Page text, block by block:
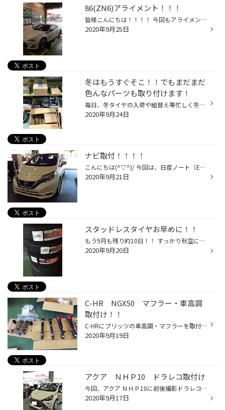
86(ZN6)アライメント！！！
皆様こんにちは！！！！ 今回もアライメントです。 86（ZN6)です(^▽^)/ 今回の86はフロント（トウ、キャンバー）リア(トウ）の 6か所調整できます。 調整前と調整後のデータです。 キレイに調整できました(^▽^)/ 真っすぐに走らないなー(~_~;)と感じる方 アライメントがズレている恐れがありますよ(...
2020年9月25日
冬はもうすぐそこ！！でもまだまだ
色んなパーツも取り付けます！
毎日、冬タイヤの入荷や組替え等忙しく冬の準備をさせていただいています！！ その中でもまだまだ、GTパーツや電装品なども入荷中！！！ 車高調やナビやLEDなど！！ たくさんのご用命ありがとうございます！！ 冬タイヤはもちろんですが、このようなパーツもいつでもご相談ください！！ 夏タイヤの...
2020年9月24日
ナビ取付！！！！
こんにちは(^▽^)/ 今回は、日産ノート（E12）ナビ取付です。 今回の商品はパナソニックのCN-RE06WDです。 高速道路での、逆走検知警告 / 逆走注意アラーム 信号情報活用運転支援システム、高度化光ビーコン対応 道路標識情報を知らせる 安心運転サポート リアルで分かりやすい地図画面、3D交差点 ナ...
2020年9月21日
スタッドレスタイヤお早めに！！
もう9月も残り約10日！！ すっかり秋空になり涼しい日々を過ごせています！ ということは・・・ 冬はもうすぐそこ！！！ 当店でもスタッドレスをお求めいただくお客様が連日いらしております！ 冬の準備は早めにしておいた方がいいですよ！！ ラニーニャ現象※海面水温が低下する現象 も発生している...
2020年9月20日
C-HR NGX50 マフラー・車高調
取付け！！
C-HRにブリッツの車高調・マフラーを取付けしたのでご紹介！！ 取付けた商品はこちら！ 車高調 ⇒BLITZ-ブリッツ‐ DAMPER ZZ-R マフラー⇒BLITZ-ブリッツ‐ NUR VSR Quad マフラーエンドのチタンカラーがかっこいいです♪ さて取付けです！！ まずはノーマル状態 ノーマルは片側出しでなんとも寂しい印...
2020年9月19日
アクア ＮＨＰ10 ドラレコ取付け
今回、アクア ＮＨＰ10に前後撮影ドラレコをお取り付け！！ Ｇｓエアロがかっこいい！！ 取付けたのはコムテック ＺＤＲ015 当店ではコムテック、ケンウッド、ユピテルの3社が特に販売・取付けが多いですね！ 特にコムテックはＳＤカードのフォーマット不要モデルがおすすめです！ 定期的なＳＤカー...
2020年9月17日